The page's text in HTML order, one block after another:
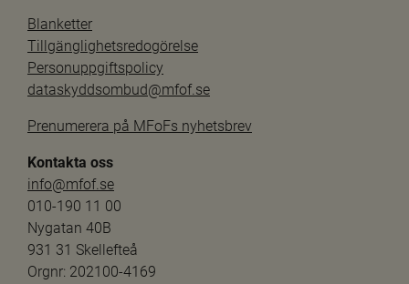
Blanketter
Tillgänglighetsredogörelse
Personuppgiftspolicy
dataskyddsombud@mfof.se
Prenumerera på MFoFs nyhetsbrev
Kontakta oss
info@mfof.se
010-190 11 00
Nygatan 40B
931 31 Skellefteå
Orgnr: 202100-4169